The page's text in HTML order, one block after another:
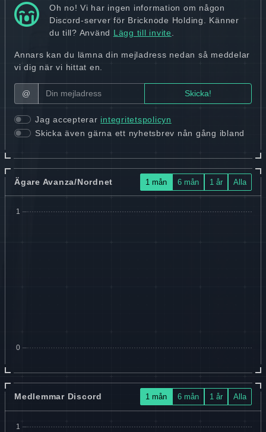
Oh no! Vi har ingen information om någon
Discord-server för Bricknode Holding. Känner
du till? Använd Lägg till invite
Annars kan du lämna din mejladress nedan så meddelar
vi dig när vi hittat en.
@
Jag accepterar integritetspolicyn
Skicka även gärna ett nyhetsbrev nån gång ibland
Ägare Avanza/Nordnet 1 mån 6 mån 1 år Alla
Medlemmar Discord 1 mån 6 mån 1 år Alla